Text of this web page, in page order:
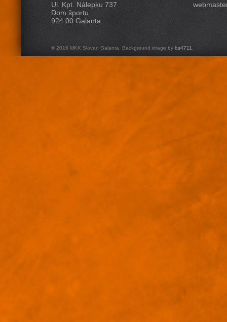
Ul. Kpt. Nálepku 737
Dom športu
924 00 Galanta
© 2016 MKK Slovan Galanta. Background image by bs4711